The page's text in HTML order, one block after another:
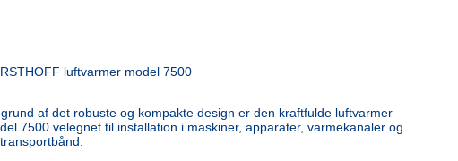
luftvarmer model 7500
af det robuste og kompakte design er den kraftfulde luftvarmer
7500 velegnet til installation i maskiner, apparater, varmekanaler og